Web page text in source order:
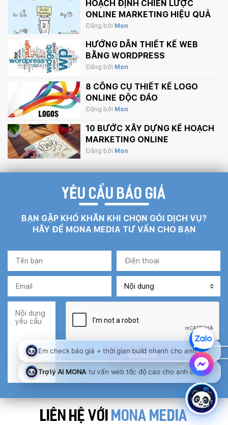
HOẠCH ĐỊNH CHIẾN LƯỢC
ONLINE MARKETING HIỆU QUẢ
Đăng bởi Mon
HƯỚNG DẪN THIẾT KẾ WEB
BẰNG WORDPRESS
Đăng bởi Mon
8 CÔNG CỤ THIẾT KẾ LOGO
ONLINE ĐỘC ĐÁO
Đăng bởi Mon
10 BƯỚC XÂY DỰNG KẾ HOẠCH
MARKETING ONLINE
Đăng bởi Mon
YÊU CẦU BÁO GIÁ
BẠN GẶP KHÓ KHĂN KHI CHỌN GÓI DỊCH VỤ?
HÃY ĐỂ MONA MEDIA TƯ VẤN CHO BẠN
LIÊN HỆ VỚI MONA MEDIA